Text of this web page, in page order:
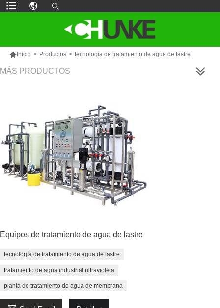
Inicio > Productos > tecnología de tratamiento de agua de lastre
MÁS PRODUCTOS
Equipos de tratamiento de agua de lastre
tecnología de tratamiento de agua de lastre
tratamiento de agua industrial ultravioleta
planta de tratamiento de agua de membrana